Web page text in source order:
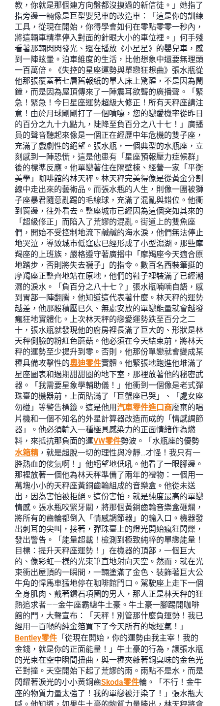
教，你就是那個連方向盤都沒摸過的新信徒。」她指了
指旁邊一輛像是巨型嬰兒車的改造車：「這是你的訓練
工具，從現在開始，你得學會如何在零點零零一秒內，
將這輛車精準停入對面的針眼大小的車位裡。」何手殘
看著那輛閃閃發光、還在播放《小星星》的嬰兒車，感
到一陣眩暈。泊車維度的生活，比他想象中還要無理頭
一百萬倍。《失控的星座運勢與單戀狂想曲》張水瓶從
他那張覆蓋著七層舊報紙的單人床上驚醒，不是因為鬧
鐘，而是因為屋頂傳來了一陣震耳欲聾的廣播聲。「緊
急！緊急！今日星座運勢超級大修正！所有天秤座請注
意！由於月球剛剛打了一個噴嚏，您的戀愛機率從昨日
的百分之九十九點九，陡降至負百分之八十七！」廣播
員的聲音聽起來像是一個正在經歷中年危機的雙子座，
充滿了戲劇性的絕望。張水瓶，一個典型的水瓶座，立
刻感到一陣恐慌，這是他患有「星座預報壓力症候群」
後的標準反應。他單戀著住在隔壁棟、經營一家「平衡
美學」咖啡館的林天秤。林天秤完美得像是從黃金分割
線中走出來的藝術品。而張水瓶的人生，則像一團被獅
子座暴君隨意亂踢的毛線球，充滿了混亂與錯位。他衝
到窗邊，往外看去。整座城市已經因為這個突如其來的
「超級修正」而陷入了荒謬的混亂。街道上的雙魚座
們，開始不受控制地流下鹹鹹的海水淚，他們無法停止
地哭泣，導致城市低窪處已經形成了小型潟湖。那些摩
羯座的上班族，嚴格遵守著廣播中「摩羯座今天適合原
地踏步，否則將失去襪子」的指令。數百名西裝筆挺的
摩羯座正整齊地站在原地，他們的鞋子裡裝滿了已經潮
濕的淚水。「負百分之八十七？」張水瓶喃喃自語，感
到胃部一陣翻騰，他知道這代表著什麼。林天秤的運勢
越差，他那股積壓已久、無處安放的單戀能量就會越發
瘋狂地實體化。上次林天秤的戀愛運勢跌至百分之二
十，張水瓶就發現他的廚房裡長滿了巨大的、形狀是林
天秤側臉的粉紅色蘑菇。他必須在今天結束前，將林天
秤的運勢至少提升到零。否則，他那份單戀就會變成某
種具備攻擊性的奧迪零件實體。他緊張地跑進他堆滿了
星座圖表和過期甜甜圈的地下室，那裡放著他的秘密武
器。「我需要星象學輔助儀！」他衝到一個像是老式彈
珠臺的機器前，上面貼滿了「巨蟹座已哭」、「處女座
勿碰」等警告標籤。這是他用汽車零件進口商廢棄的唱
片機和一個不知名的外星計算器改造而成的「情感調節
器」。他必須輸入一種極具感染力的正面情緒作為燃
料，來抵抗那負面的運VW零件勢波。「水瓶座的優勢
水箱精 ，就是超脫一切的理性與冷靜…才怪！我只有一
腔熱血的傻氣啊！」他絕望地低吼。他看了一眼腳邊。
那裡放著一個他為林天秤準備了兩年的禮物：一個用一
萬塊小小的天秤座黃銅齒輪組成的音樂盒。他從未送
出，因為害怕被拒絕。這份害怕，就是純度最高的單戀
情感。張水瓶咬緊牙關，將那個黃銅齒輪音樂盒砸爛，
將所有的齒輪都倒入「情感調節器」的輸入口。機器發
出刺耳的尖叫，接著，彈珠臺上的燈光開始瘋狂閃爍，
發出警告。「能量超載！檢測到極致純粹的單戀能量！
目標：提升天秤座運勢！」在機器的頂部，一個巨大
的、像彩虹一樣的光束筆直地射向天空。然而，就在光
束衝出屋頂的一瞬間，一輛塗滿了金色、裝飾著巨大公
牛角的悍馬車猛地停在咖啡館門口。駕駛座上走下一個
全身肌肉、戴著鑽石項圈的男人，那人正是林天秤的狂
熱追求者——金牛座霸總牛土豪。牛土豪一腳踢開咖啡
館的門，大聲宣布：「天秤！別管那什麼負運勢！我已
經用一百噸的純金箔買下了今天所有的壞運氣！」
Bentley零件 「從現在開始，你的運勢由我主宰！我的
金錢，就是你的正面能量！」牛土豪的行為，讓張水瓶
的光束在空中瞬間扭曲，與一種夾雜著銅臭味的金色光
芒對撞。天空開始下起了荒謬的雨。雨點不是水，而是
閃耀著淚光的小小黃銅齒Skoda零件輪。「不行！金牛
座的物質力量太強了！我的單戀被汙染了！」張水瓶大